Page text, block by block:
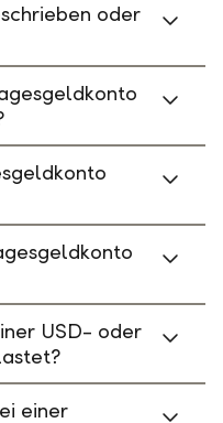
oder
USD- oder
einer